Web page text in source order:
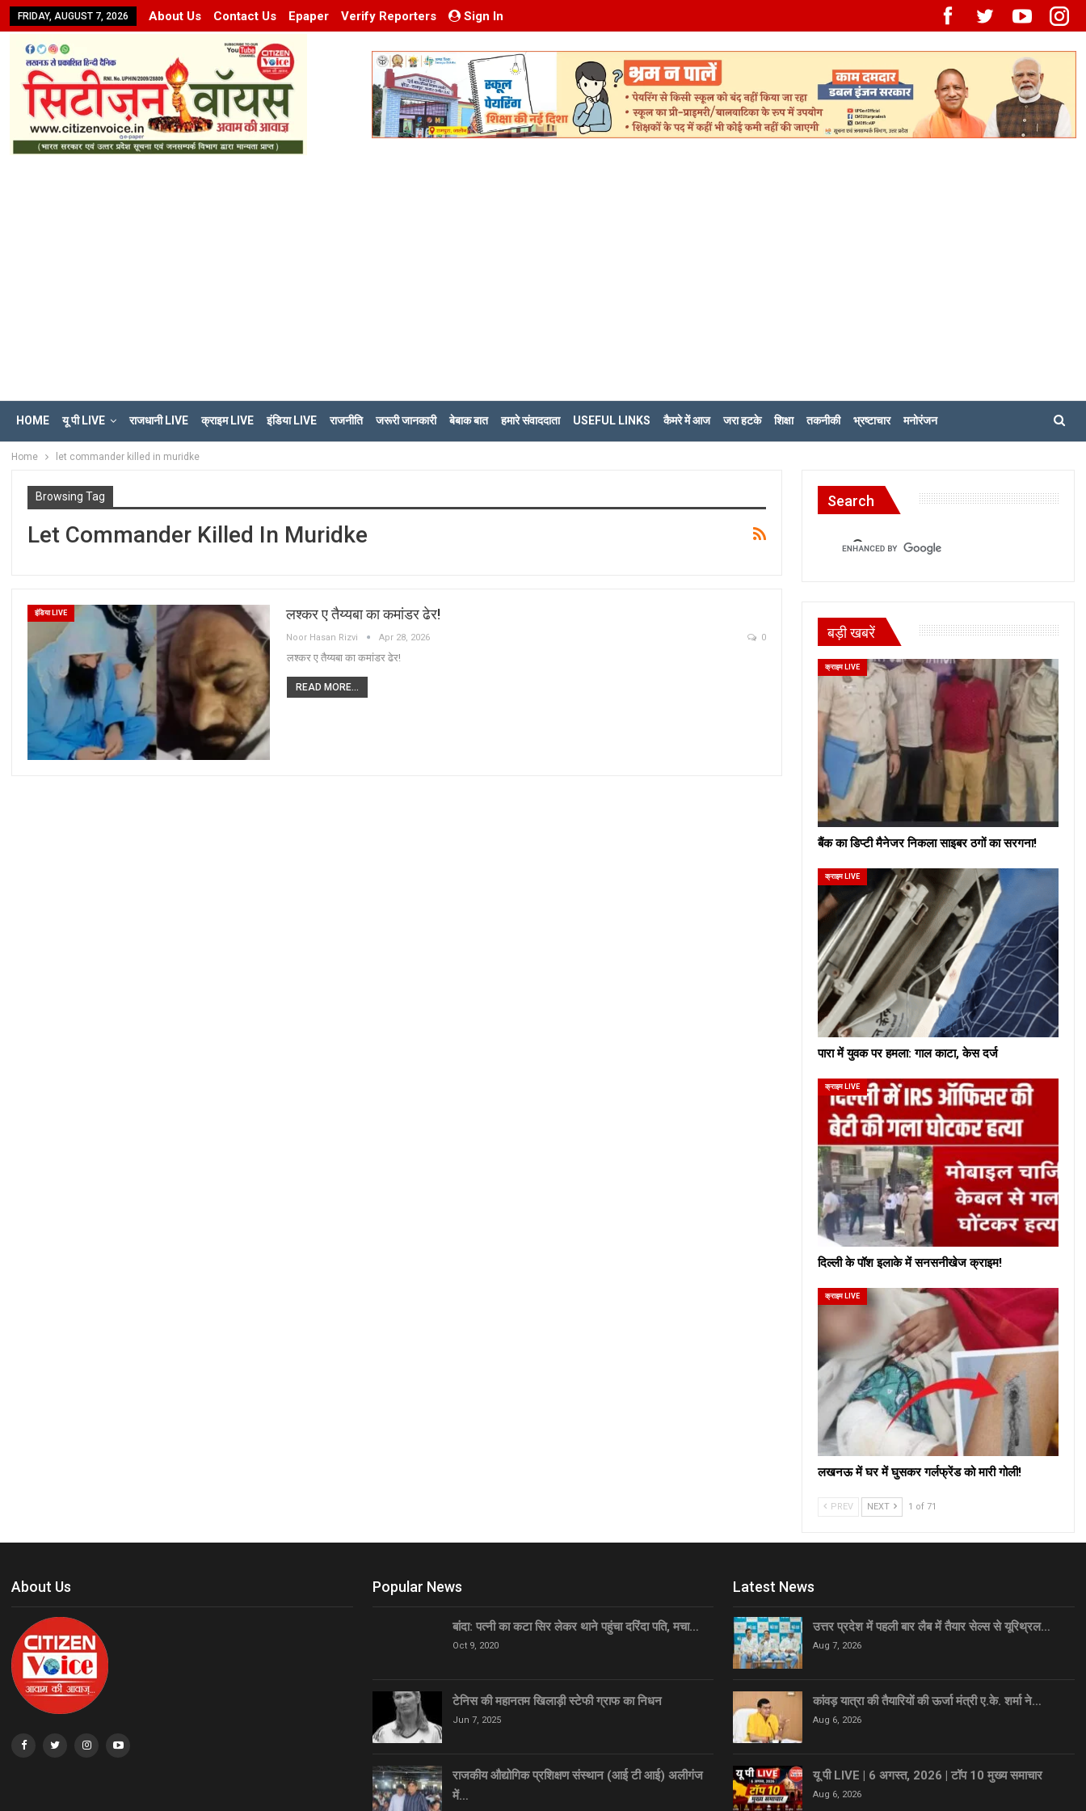
FRIDAY, AUGUST 7, 2026 About Us Contact Us Epaper Verify Reporters Sign In
HOME यू पी LIVE राजधानी LIVE क्राइम LIVE इंडिया LIVE राजनीति जरूरी जानकारी बेबाक बात हमारे संवाददाता USEFUL LINKS कैमरे में आज जरा हटके शिक्षा तकनीकी भ्रष्टाचार मनोरंजन
Home let commander killed in muridke
Browsing Tag
Let Commander Killed In Muridke
इंडिया LIVE लश्कर ए तैय्यबा का कमांडर ढेर!
Noor Hasan Rizvi Apr 28, 2026 0
लश्कर ए तैय्यबा का कमांडर ढेर!
READ MORE...
Search
बड़ी खबरें
क्राइम LIVE
बैंक का डिप्टी मैनेजर निकला साइबर ठगों का सरगना!
क्राइम LIVE
पारा में युवक पर हमला: गाल काटा, केस दर्ज
क्राइम LIVE
दिल्ली के पॉश इलाके में सनसनीखेज क्राइम!
क्राइम LIVE
लखनऊ में घर में घुसकर गर्लफ्रेंड को मारी गोली!
PREV NEXT 1 of 71
About Us Popular News
बांदा: पत्नी का कटा सिर लेकर थाने पहुंचा दरिंदा पति, मचा…
Oct 9, 2020
टेनिस की महानतम खिलाड़ी स्टेफी ग्राफ का निधन
Jun 7, 2025
राजकीय औद्योगिक प्रशिक्षण संस्थान (आई टी आई) अलीगंज
में…
Latest News
उत्तर प्रदेश में पहली बार लैब में तैयार सेल्स से यूरिथ्रल…
Aug 7, 2026
कांवड़ यात्रा की तैयारियों की ऊर्जा मंत्री ए.के. शर्मा ने…
Aug 6, 2026
यू पी LIVE | 6 अगस्त, 2026 | टॉप 10 मुख्य समाचार
Aug 6, 2026